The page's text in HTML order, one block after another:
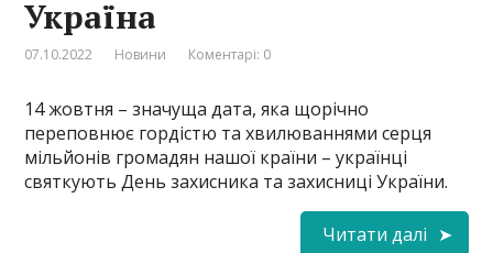
Україна
07.10.2022 Новини Коментарі: 0
14 жовтня – значуща дата, яка щорічно
переповнює гордістю та хвилюваннями серця
мільйонів громадян нашої країни – українці
святкують День захисника та захисниці України.
Читати далі